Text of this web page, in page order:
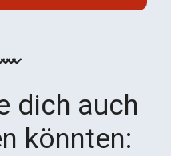
dich auch
könnten: